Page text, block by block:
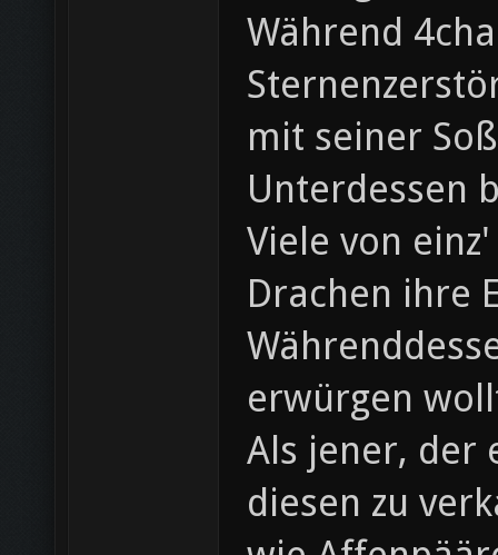
Während
mit seiner
Unterdessen
Viele von
Drachen ihre
erwürgen
Als jener, der
diesen zu